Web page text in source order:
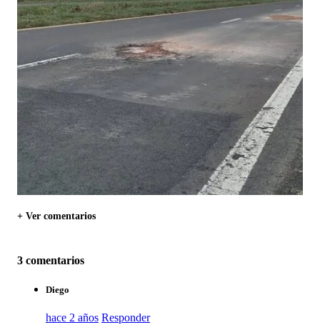
+ Ver comentarios
3 comentarios
Diego
hace 2 años Responder